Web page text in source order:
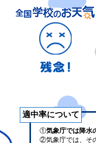
適中率について
①気象庁では降水
②気象庁では、そ